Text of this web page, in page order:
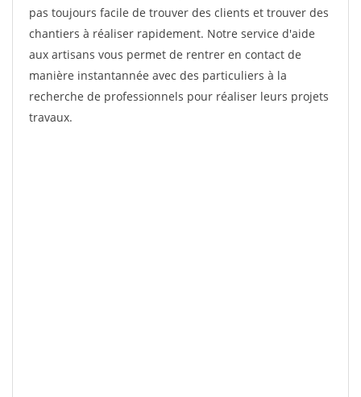
pas toujours facile de trouver des clients et trouver des
chantiers à réaliser rapidement. Notre service d'aide
aux artisans vous permet de rentrer en contact de
manière instantannée avec des particuliers à la
recherche de professionnels pour réaliser leurs projets
travaux.